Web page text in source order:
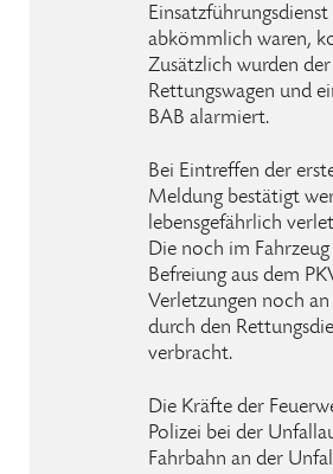
abkömmlich waren,
Zusätzlich wurden
Rettungswagen und
BAB alarmiert.
Bei Eintreffen der
Meldung bestätigt
lebensgefährlich
Die noch im
Befreiung aus dem
Verletzungen noch
durch den
verbracht.
Die Kräfte der
Polizei bei der
Fahrbahn an der